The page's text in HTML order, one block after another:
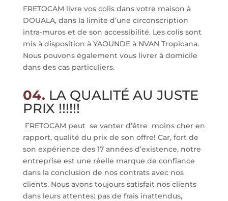
FRETOCAM livre vos colis dans votre maison à
DOUALA, dans la limite d’une circonscription
intra-muros et de son accessibilité. Les colis sont
mis à disposition à YAOUNDE à NVAN Tropicana.
Nous pouvons également vous livrer à domicile
dans des cas particuliers.
04. LA QUALITÉ AU JUSTE
PRIX !!!!!!
FRETOCAM peut se vanter d’être moins cher en
rapport, qualité du prix de son offre! Car, fort de
son expérience des 17 années d’existence, notre
entreprise est une réelle marque de confiance
dans la conclusion de nos contrats avec nos
clients. Nous avons toujours satisfait nos clients
dans leurs attentes: pas de frais inattendus,